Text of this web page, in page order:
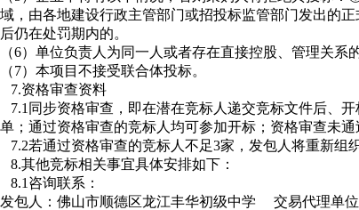
域，由各地建设行政主管部门或招投标监管部门发出的
后仍在处罚期内的。
（6）单位负责人为同一人或者存在直接控股、管理关系
（7）本项目不接受联合体投标。
7.资格审查资料
7.1同步资格审查，即在潜在竞标人递交竞标文件后、
单；通过资格审查的竞标人均可参加开标；资格审查未通
7.2若通过资格审查的竞标人不足3家，发包人将重新组织
8.其他竞标相关事宜具体安排如下：
8.1咨询联系：
发包人：佛山市顺德区龙江丰华初级中学 交易代理单